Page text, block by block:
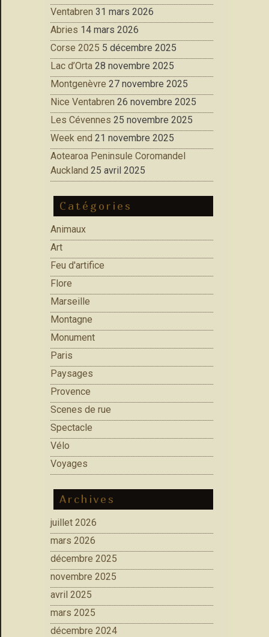
Ventabren 31 mars 2026
Abries 14 mars 2026
Corse 2025 5 décembre 2025
Lac d’Orta 28 novembre 2025
Montgenèvre 27 novembre 2025
Nice Ventabren 26 novembre 2025
Les Cévennes 25 novembre 2025
Week end 21 novembre 2025
Aotearoa Peninsule Coromandel
Auckland 25 avril 2025
Catégories
Animaux
Art
Feu d'artifice
Flore
Marseille
Montagne
Monument
Paris
Paysages
Provence
Scenes de rue
Spectacle
Vélo
Voyages
Archives
juillet 2026
mars 2026
décembre 2025
novembre 2025
avril 2025
mars 2025
décembre 2024